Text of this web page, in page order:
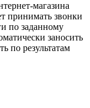
магазина
принимать звонки
по заданному
заносить
по результатам